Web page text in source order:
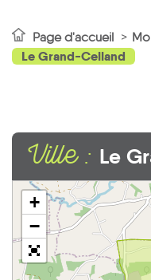
Page d'accueil
Le Grand-Celland
Ville : Le
+
−